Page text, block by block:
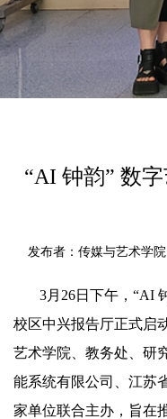
“AI 钟韵” 数
发布者：传媒与艺术学
3月26日下午，“AI
校区中兴报告厅正式启
艺术学院、教务处、研
能系统有限公司、江苏
家单位联合主办，旨在